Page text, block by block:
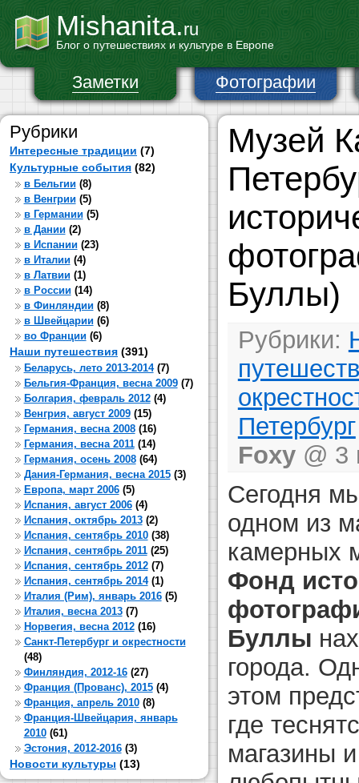
Mishanita.ru
Блог о путешествиях и культуре в Европе
Заметки Фотографии
Рубрики
Интересные традиции (7)
Культурные события (82)
в Бельгии(8)
в Венгрии(5)
в Германии(5)
в Дании(2)
в Испании(23)
в Италии(4)
в Латвии(1)
в России(14)
в Финляндии(8)
в Швейцарии(6)
во Франции(6)
Наши путешествия (391)
Беларусь, лето 2013-2014(7)
Бельгия-Франция, весна 2009(7)
Болгария, февраль 2012(4)
Венгрия, август 2009(15)
Германия, весна 2008(16)
Германия, весна 2011(14)
Германия, осень 2008(64)
Дания-Германия, весна 2015(3)
Европа, март 2006(5)
Испания, август 2006(4)
Испания, октябрь 2013(2)
Испания, сентябрь 2010(38)
Испания, сентябрь 2011(25)
Испания, сентябрь 2012(7)
Испания, сентябрь 2014(1)
Италия (Рим), январь 2016(5)
Италия, весна 2013(7)
Норвегия, весна 2012(16)
Санкт-Петербург и окрестности
(48)
Финляндия, 2012-16(27)
Франция (Прованс), 2015(4)
Франция, апрель 2010(8)
Франция-Швейцария, январь
2010(61)
Эстония, 2012-2016(3)
Новости культуры (13)
Музей
Буллы)
Рубрики:
Петербург
Foxy@ 3
Сегодня
одном из
камерных
Фонд
Буллы
города.
этом
где
магазины